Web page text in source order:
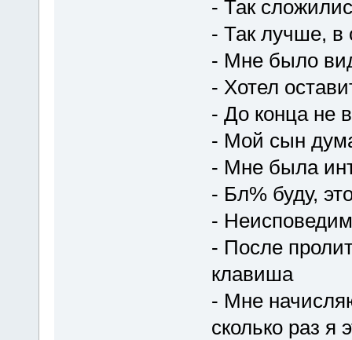
- Так
- Так лучше, в
- Мне было
- Хотел
- До конца не
- Мой сын
- Мне была
- Бл% буду,
-
- После
клавиша
- Мне
сколько раз я